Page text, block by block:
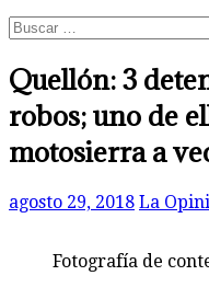
Buscar:
Quellón: 3
robos; uno de
motosierra a
agosto 29, 2018 La
Fotografía de